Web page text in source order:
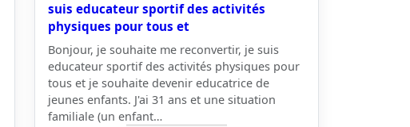
suis educateur sportif des activités
physiques pour tous et
Bonjour, je souhaite me reconvertir, je suis
educateur sportif des activités physiques pour
tous et je souhaite devenir educatrice de
jeunes enfants. J'ai 31 ans et une situation
familiale (un enfant…